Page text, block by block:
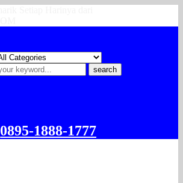
search
0895-1888-1777